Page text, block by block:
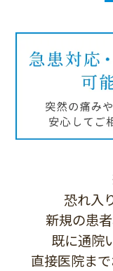
恐れ入
新規の患
既に通院
直接医院ま